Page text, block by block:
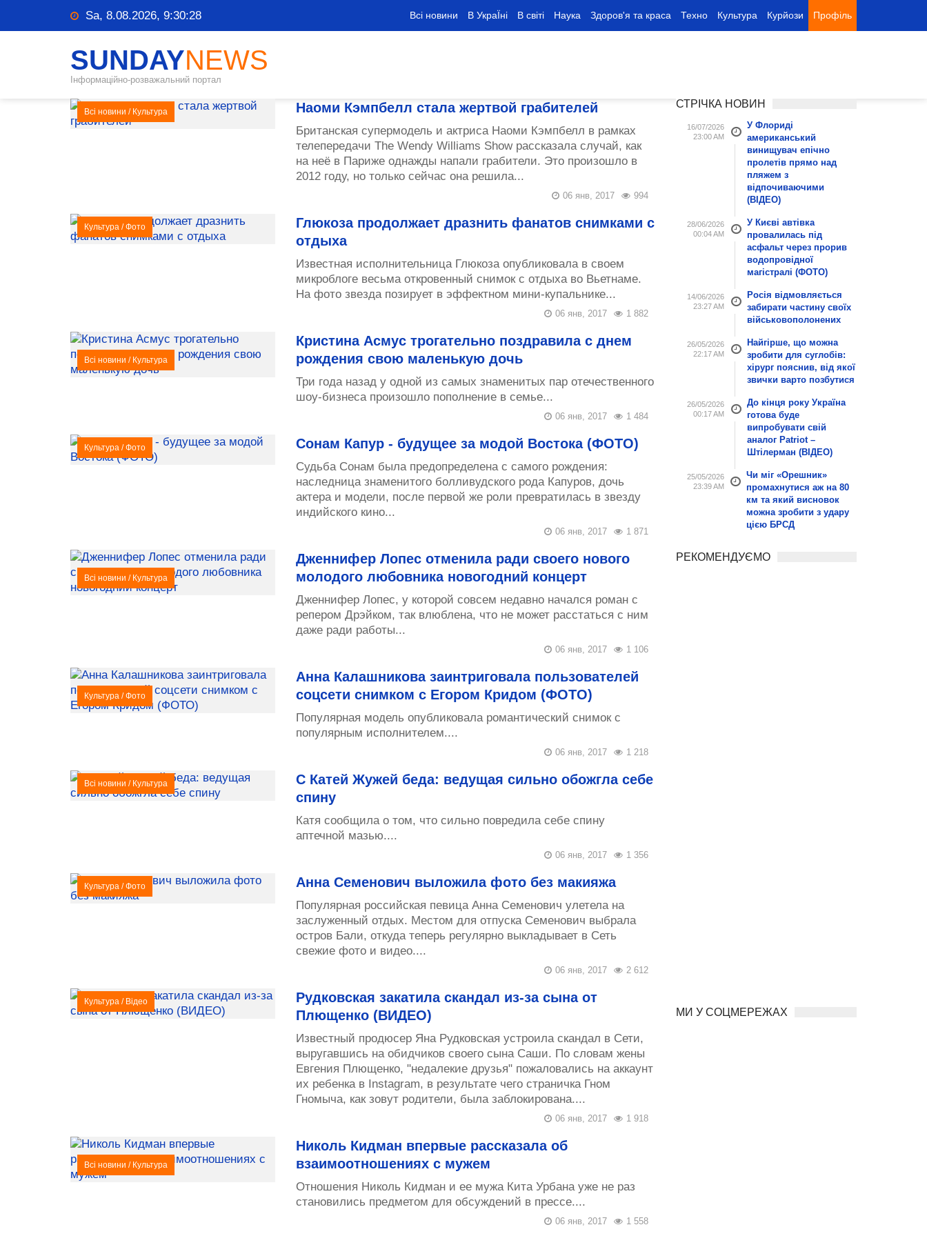
Sa, 8.08.2026, 9:30:29 Всі новини В УкраЇні В світі Наука Здоров'я та краса Техно Культура Курйози Профіль
SUNDAYNEWS
Інформаційно-розважальний портал
Всі новини / Культура Наоми Кэмпбелл стала жертвой грабителей
Британская супермодель и актриса Наоми Кэмпбелл в рамках
телепередачи The Wendy Williams Show рассказала случай, как
на неё в Париже однажды напали грабители. Это произошло в
2012 году, но только сейчас она решила...
994
06 янв, 2017
Культура /Фото
Глюкоза продолжает дразнить фанатов снимками с
отдыха
Известная исполнительница Глюкоза опубликовала в своем
микроблоге весьма откровенный снимок с отдыха во Вьетнаме.
На фото звезда позирует в эффектном мини-купальнике...
1 882
06 янв, 2017
Всі новини / Культура
Кристина Асмус трогательно поздравила с днем
рождения свою маленькую дочь
Три года назад у одной из самых знаменитых пар отечественного
шоу-бизнеса произошло пополнение в семье...
1 484
06 янв, 2017
Культура /Фото Сонам Капур - будущее за модой Востока (ФОТО)
Судьба Сонам была предопределена с самого рождения:
наследница знаменитого болливудского рода Капуров, дочь
актера и модели, после первой же роли превратилась в звезду
индийского кино...
1 871
06 янв, 2017
Всі новини / Культура
Дженнифер Лопес отменила ради своего нового
молодого любовника новогодний концерт
Дженнифер Лопес, у которой совсем недавно начался роман с
репером Дрэйком, так влюблена, что не может расстаться с ним
даже ради работы...
1 106
06 янв, 2017
Культура /Фото
Анна Калашникова заинтриговала пользователей
соцсети снимком с Егором Кридом (ФОТО)
Популярная модель опубликовала романтический снимок с
популярным исполнителем....
1 218
06 янв, 2017
Всі новини / Культура
С Катей Жужей беда: ведущая сильно обожгла себе
спину
Катя сообщила о том, что сильно повредила себе спину
аптечной мазью....
1 356
06 янв, 2017
Культура /Фото Анна Семенович выложила фото без макияжа
Популярная российская певица Анна Семенович улетела на
заслуженный отдых. Местом для отпуска Семенович выбрала
остров Бали, откуда теперь регулярно выкладывает в Сеть
свежие фото и видео....
2 612
06 янв, 2017
Культура / Відео
Рудковская закатила скандал из-за сына от
Плющенко (ВИДЕО)
Известный продюсер Яна Рудковская устроила скандал в Сети,
выругавшись на обидчиков своего сына Саши. По словам жены
Евгения Плющенко, "недалекие друзья" пожаловались на аккаунт
их ребенка в Instagram, в результате чего страничка Гном
Гномыча, как зовут родители, была заблокирована....
1 918
06 янв, 2017
Всі новини / Культура
Николь Кидман впервые рассказала об
взаимоотношениях с мужем
Отношения Николь Кидман и ее мужа Кита Урбана уже не раз
становились предметом для обсуждений в прессе....
1 558
06 янв, 2017
СТРІЧКА НОВИН
16/07/2026
23:00 AM
У Флориді
американський
винищувач епічно
пролетів прямо над
пляжем з
відпочиваючими
(ВІДЕО)
28/06/2026
00:04 AM
У Києві автівка
провалилась під
асфальт через прорив
водопровідної
магістралі (ФОТО)
14/06/2026
23:27 AM
Росія відмовляється
забирати частину своїх
військовополонених
26/05/2026
22:17 AM
Найгірше, що можна
зробити для суглобів:
хірург пояснив, від якої
звички варто позбутися
26/05/2026
00:17 AM
До кінця року Україна
готова буде
випробувати свій
аналог Patriot –
Штілерман (ВІДЕО)
25/05/2026
23:39 AM
Чи міг «Орешник»
промахнутися аж на 80
км та який висновок
можна зробити з удару
цією БРСД
РЕКОМЕНДУЄМО
МИ У СОЦМЕРЕЖАХ